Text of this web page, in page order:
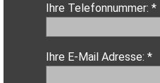
Ihre Telefonnummer: *
Ihre E-Mail Adresse: *